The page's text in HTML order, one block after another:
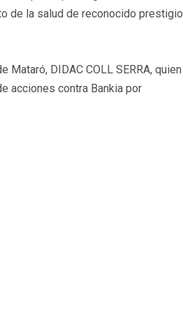
de la salud de reconocido prestigio
DIDAC COLL SERRA, quien
acciones contra Bankia por